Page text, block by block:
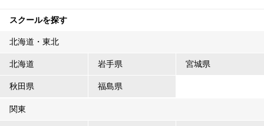
スクールを探す
北海道・東北
北海道 岩手県 宮城県
秋田県 福島県
関東